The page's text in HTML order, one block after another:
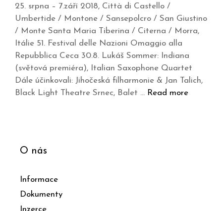
25. srpna – 7.září 2018, Città di Castello /
Umbertide / Montone / Sansepolcro / San Giustino
/ Monte Santa Maria Tiberina / Citerna / Morra,
Itálie 51. Festival delle Nazioni Omaggio alla
Repubblica Ceca 30.8. Lukáš Sommer: Indiana
(světová premiéra), Italian Saxophone Quartet
Dále účinkovali: Jihočeská filharmonie & Jan Talich,
Black Light Theatre Srnec, Balet … Read more
O nás
Informace
Dokumenty